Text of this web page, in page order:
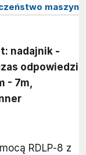
maszyn
nadajnik -
odpowiedzi
- 7m,
RDLP‐8 z